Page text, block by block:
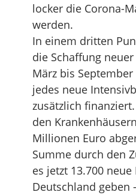
locker die Corona-
werden.
In einem dritten
die Schaffung
März bis
jedes neue
zusätzlich
den
Millionen Euro
Summe durch den
es jetzt 13.700
Deutschland geben